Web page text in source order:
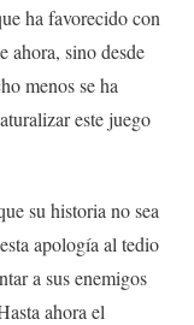
ha favorecido con
ahora, sino desde
menos se ha
este juego
su historia no sea
apología al tedio
a sus enemigos
ahora el